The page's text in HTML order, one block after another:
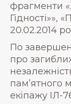
фрагменти
Гідності»»,
20.02.2014
По
про
пам’ятного
екіпажу ІЛ-